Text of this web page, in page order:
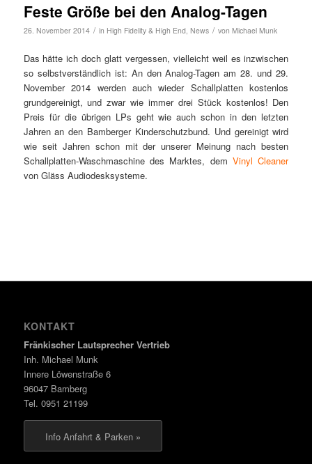
Feste Größe bei den Analog-Tagen
26. November 2014 / in High Fidelity & High End, News / von Michael Munk
Das hätte ich doch glatt vergessen, vielleicht weil es inzwischen
so selbstverständlich ist: An den Analog-Tagen am 28. und 29.
November 2014 werden auch wieder Schallplatten kostenlos
grundgereinigt, und zwar wie immer drei Stück kostenlos! Den
Preis für die übrigen LPs geht wie auch schon in den letzten
Jahren an den Bamberger Kinderschutzbund. Und gereinigt wird
wie seit Jahren schon mit der unserer Meinung nach besten
Schallplatten-Waschmaschine des Marktes, demVinyl Cleaner
von Gläss Audiodesksysteme.
KONTAKT
Fränkischer Lautsprecher Vertrieb
Inh. Michael Munk
Innere Löwenstraße 6
96047 Bamberg
Tel. 0951 21199
Info Anfahrt & Parken »